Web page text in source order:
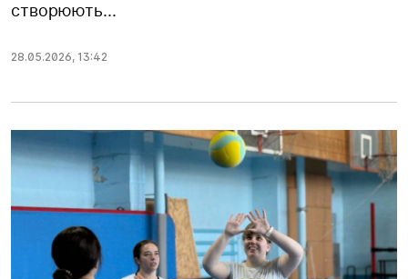
створюють...
28.05.2026, 13:42